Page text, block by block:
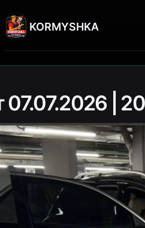
KORMYSHKA
07.07.2026 |